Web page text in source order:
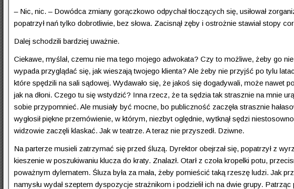
– Nic, nic. – Dowódca zmiany gorączkowo odpychał tłoczących się, usiłował
popatrzył nań tylko dobrotliwie, bez słowa. Zacisnął zęby i ostrożnie stawiał stopy
Dalej schodzili bardziej uważnie.
Ciekawe, myślał, czemu nie ma tego mojego adwokata? Czy to możliwe, żeby go
wypada przyglądać się, jak wieszają twojego klienta? Ale żeby nie przyjść po tylu
które spędzili na sali sądowej. Wydawało się, że jakoś się dogadywali, może nawet
jak na dłoni. Czego tu się wstydzić? Inna rzecz, że ta sędzia tak strasznie na mnie
sobie przypomnieć. Ale musiały być mocne, bo publiczność zaczęła strasznie
wygłosił piękne przemówienie, w którym, niezbyt oględnie, wytknął sędzi
widzowie zaczęli klaskać. Jak w teatrze. A teraz nie przyszedł. Dziwne.
Na parterze musieli zatrzymać się przed śluzą. Dyrektor obejrzał się, popatrzył z
kieszenie w poszukiwaniu klucza do kraty. Znalazł. Otarł z czoła kropelki potu,
poważnym dylematem. Śluza była za mała, żeby pomieścić taką rzeszę ludzi. Jak
namysłu wydał szeptem dyspozycje strażnikom i podzielił ich na dwie grupy.